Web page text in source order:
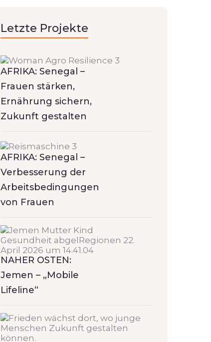
Letzte Projekte
AFRIKA: Senegal –
Frauen stärken,
Ernährung sichern,
Zukunft gestalten
AFRIKA: Senegal –
Verbesserung der
Arbeitsbedingungen
von Frauen
NAHER OSTEN:
Jemen – „Mobile
Lifeline“